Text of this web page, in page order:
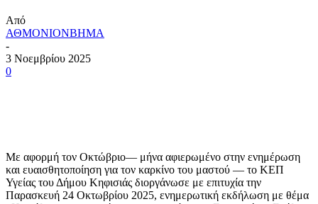
Από
ΑΘΜΟΝΙΟΝΒΗΜΑ
-
3 Νοεμβρίου 2025
0
Mε αφορμή τον Οκτώβριο— μήνα αφιερωμένο στην ενημέρωση
και ευαισθητοποίηση για τον καρκίνο του μαστού — το ΚΕΠ
Υγείας του Δήμου Κηφισιάς διοργάνωσε με επιτυχία την
Παρασκευή 24 Οκτωβρίου 2025, ενημερωτική εκδήλωση με θέμα